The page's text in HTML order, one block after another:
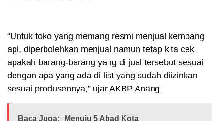
“Untuk toko yang memang resmi menjual kembang
api, diperbolehkan menjual namun tetap kita cek
apakah barang-barang yang di jual tersebut sesuai
dengan apa yang ada di list yang sudah diizinkan
sesuai produsennya,” ujar AKBP Anang.
Baca Juga: Menuju 5 Abad Kota